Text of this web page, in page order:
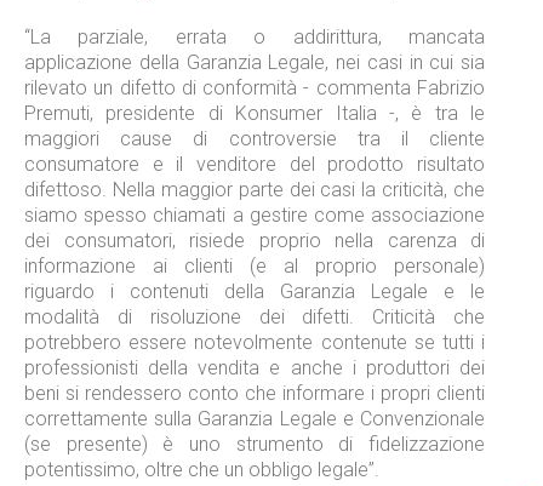
“La parziale, errata o addirittura, mancata
applicazione della Garanzia Legale, nei casi in cui sia
rilevato un difetto di conformità - commenta Fabrizio
Premuti, presidente di Konsumer Italia -, è tra le
maggiori cause di controversie tra il cliente
consumatore e il venditore del prodotto risultato
difettoso. Nella maggior parte dei casi la criticità, che
siamo spesso chiamati a gestire come associazione
dei consumatori, risiede proprio nella carenza di
informazione ai clienti (e al proprio personale)
riguardo i contenuti della Garanzia Legale e le
modalità di risoluzione dei difetti. Criticità che
potrebbero essere notevolmente contenute se tutti i
professionisti della vendita e anche i produttori dei
beni si rendessero conto che informare i propri clienti
correttamente sulla Garanzia Legale e Convenzionale
(se presente) è uno strumento di fidelizzazione
potentissimo, oltre che un obbligo legale”.